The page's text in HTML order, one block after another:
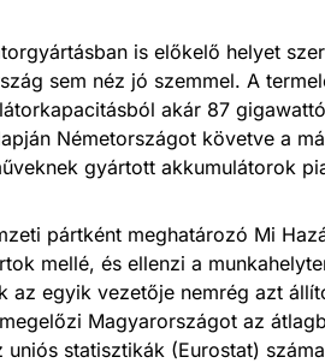
is előkelő helyet
sem néz jó szemmel. A
akár 87
Németországot követve a
gyártott akkumulátorok
pártként meghatározó Mi
mellé, és ellenzi a
az egyik vezetője nemrég azt
Magyarországot az
statisztikák (Eurostat)